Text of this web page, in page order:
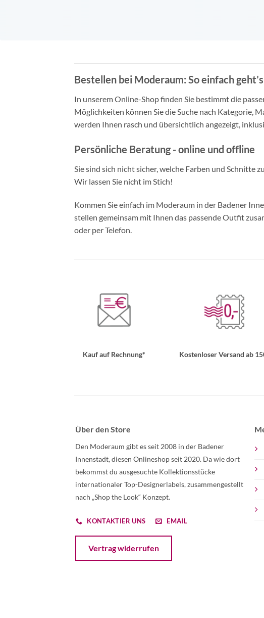
Bestellen bei Moderaum: So einfach
In unserem Online-Shop finden Sie bestimmt die
Möglichkeiten können Sie die Suche nach Kategorie,
werden Ihnen rasch und übersichtlich angezeigt,
Persönliche Beratung - online und offline
Sie sind sich nicht sicher, welche Farben und Schnitte
Wir lassen Sie nicht im Stich!
Kommen Sie einfach im Moderaum in der Badener
stellen gemeinsam mit Ihnen das passende Outfit
oder per Telefon.
Kauf auf Rechnung*
Kostenloser Versand ab
Über den Store
Den Moderaum gibt es seit 2008 in der Badener
Innenstadt, diesen Onlineshop seit 2020. Da wie dort
bekommst du ausgesuchte Kollektionsstücke
internationaler Top-Designerlabels, zusammengestellt
nach „Shop the Look“ Konzept.
KONTAKTIER UNS EMAIL
Vertrag widerrufen